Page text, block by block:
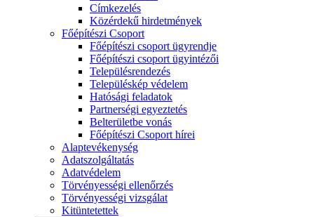
Címkezelés
Közérdekű hirdetmények
Főépítészi Csoport
Főépítészi csoport ügyrendje
Főépítészi csoport ügyintézői
Településrendezés
Településkép védelem
Hatósági feladatok
Partnerségi egyeztetés
Belterületbe vonás
Főépítészi Csoport hírei
Alaptevékenység
Adatszolgáltatás
Adatvédelem
Törvényességi ellenőrzés
Törvényességi vizsgálat
Kitüntetettek